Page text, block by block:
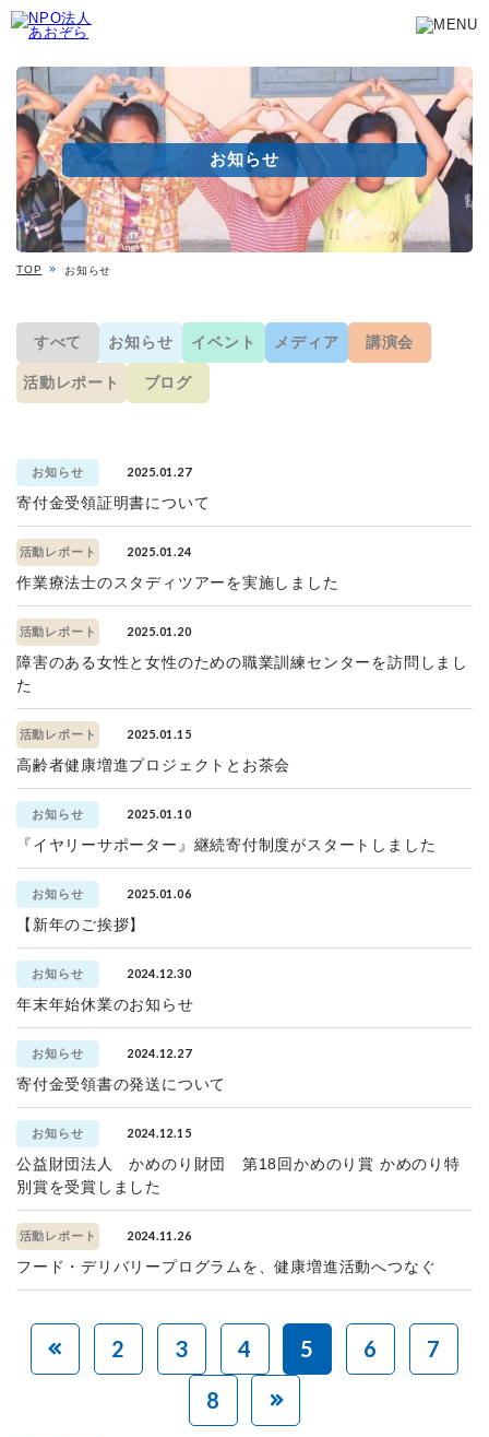
お知らせ
TOP お知らせ
すべて お知らせ イベント メディア 講演会
活動レポート ブログ
お知らせ 2025.01.27
寄付金受領証明書について
活動レポート 2025.01.24
作業療法士のスタディツアーを実施しました
活動レポート 2025.01.20
障害のある女性と女性のための職業訓練センターを訪問しまし
た
活動レポート 2025.01.15
高齢者健康増進プロジェクトとお茶会
お知らせ 2025.01.10
『イヤリーサポーター』継続寄付制度がスタートしました
お知らせ 2025.01.06
【新年のご挨拶】
お知らせ 2024.12.30
年末年始休業のお知らせ
お知らせ 2024.12.27
寄付金受領書の発送について
お知らせ 2024.12.15
公益財団法人 かめのり財団 第18回かめのり賞 かめのり特
別賞を受賞しました
活動レポート 2024.11.26
フード・デリバリープログラムを、健康増進活動へつなぐ
2 3 4 5 6
7
8